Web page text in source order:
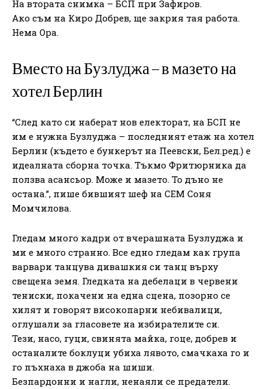
На втората снимка – БСП при Зафиров.
Ако съм на Киро Добрев, ще закрия тая работа.
Нема Ора.
Вместо на Бузлуджа – в мазето на
хотел Берлин
“След като си наберат нов електорат, на БСП не
им е нужна Бузлуджа – последният етаж на хотел
Берлин (където е бункерът на Пеевски, Бел.ред.) е
идеалната сборна точка. Тъкмо Фритюрника да
ползва асансьор. Може и мазето. То дъно не
остана.”, пише бившият шеф на СЕМ Соня
Момчилова.
Гледам много кадри от вчерашната Бузлуджа и
ми е много странно. Все едно гледам как група
варвари танцува дивашкия си танц върху
свещена земя. Гледката на дебелаци в червени
тениски, покачени на една сцена, позорно се
хилят и говорят високопарни небивалици,
оглушали за гласовете на избирателите си.
Тези, насо, гуци, свинята майка, гоце, добрев и
останалите боклуци убиха лявото, смачкаха го и
го пъхнаха в джоба на шиши.
Безпардонни и нагли, ненаяли се предатели.